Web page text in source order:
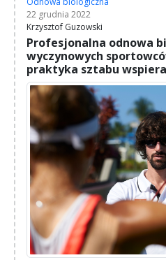
22 grudnia 2022
Krzysztof Guzowski
Profesjonalna odnowa
wyczynowych
praktyka sztabu